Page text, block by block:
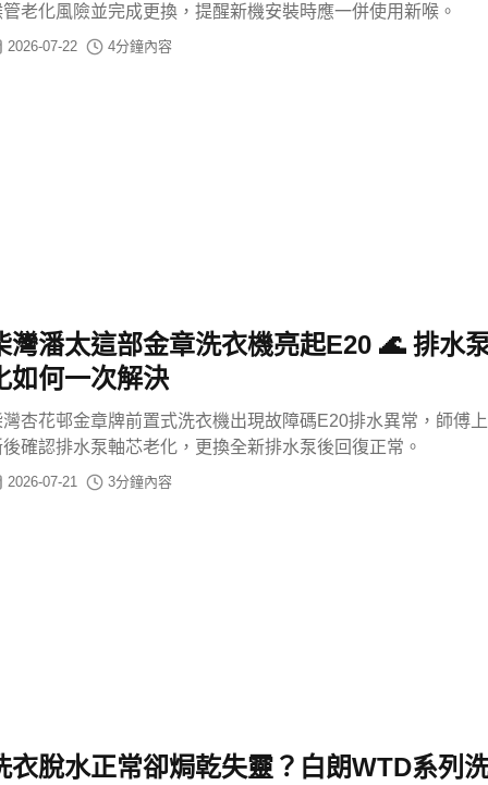
管老化風險並完成更換，提醒新機安裝時應一併使用新喉。
2026-07-22 4分鐘內容
灣潘太這部金章洗衣機亮起E20 🌊 排水
如何一次解決
灣杏花邨金章牌前置式洗衣機出現故障碼E20排水異常，師傅
後確認排水泵軸芯老化，更換全新排水泵後回復正常。
2026-07-21 3分鐘內容
衣脫水正常卻焗乾失靈？白朗WTD系列